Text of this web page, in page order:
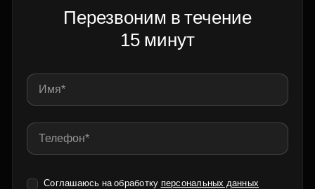
Перезвоним в течение
15 минут
Соглашаюсь на обработку персональных данных